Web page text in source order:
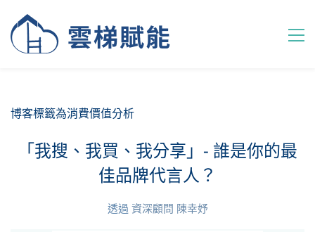
博客標籤為消費價值分析
「我搜、我買、我分享」- 誰是你的最
佳品牌代言人？
透過 資深顧問 陳幸妤